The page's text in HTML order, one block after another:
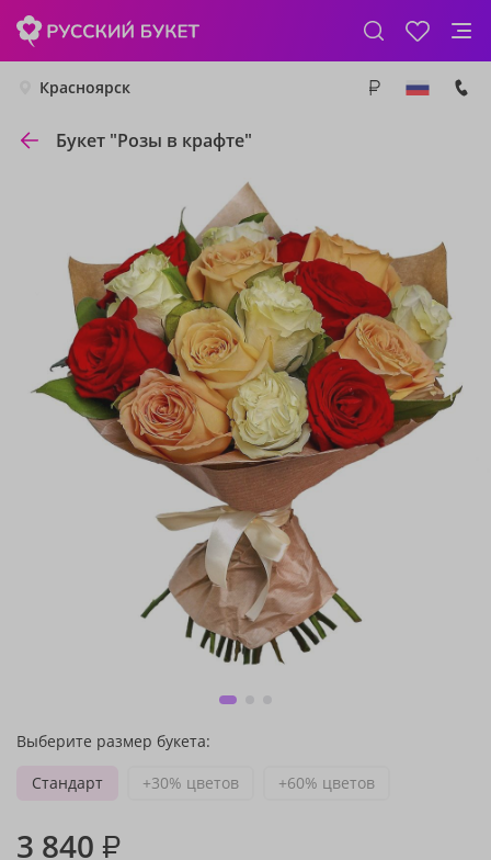
Красноярск
Букет "Розы в крафте"
Выберите размер букета:
Стандарт
+30% цветов +60% цветов
3 840 ₽